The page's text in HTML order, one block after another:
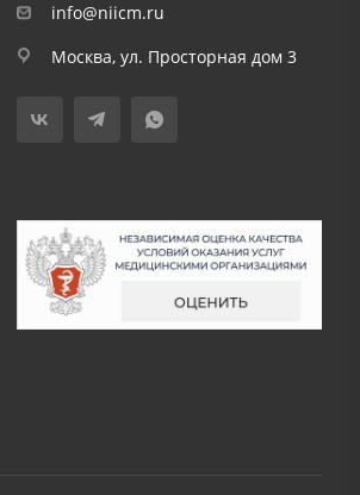
info@niicm.ru
Москва, ул. Просторная дом 3